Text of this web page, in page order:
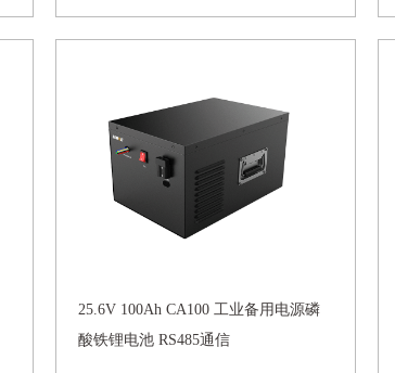
25.6V 100Ah CA100 工业备用电源磷
酸铁锂电池 RS485通信